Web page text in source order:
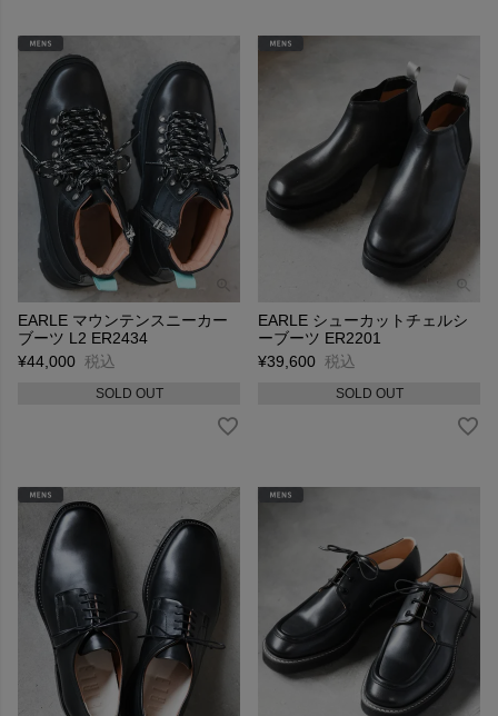
EARLE マウンテンスニーカー
ブーツ L2 ER2434
¥44,000 税込
SOLD OUT
EARLE シューカットチェルシ
ーブーツ ER2201
¥39,600 税込
SOLD OUT